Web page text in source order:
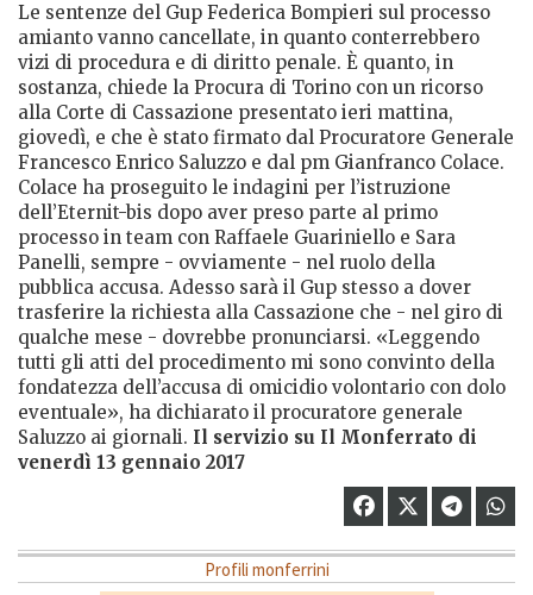
Le sentenze del Gup Federica Bompieri sul processo
amianto vanno cancellate, in quanto conterrebbero
vizi di procedura e di diritto penale. È quanto, in
sostanza, chiede la Procura di Torino con un ricorso
alla Corte di Cassazione presentato ieri mattina,
giovedì, e che è stato firmato dal Procuratore Generale
Francesco Enrico Saluzzo e dal pm Gianfranco Colace.
Colace ha proseguito le indagini per l’istruzione
dell’Eternit-bis dopo aver preso parte al primo
processo in team con Raffaele Guariniello e Sara
Panelli, sempre - ovviamente - nel ruolo della
pubblica accusa. Adesso sarà il Gup stesso a dover
trasferire la richiesta alla Cassazione che - nel giro di
qualche mese - dovrebbe pronunciarsi. «Leggendo
tutti gli atti del procedimento mi sono convinto della
fondatezza dell’accusa di omicidio volontario con dolo
eventuale», ha dichiarato il procuratore generale
Saluzzo ai giornali. Il servizio su Il Monferrato di
venerdì 13 gennaio 2017
Profili monferrini